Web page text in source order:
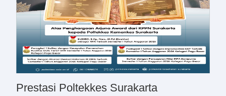
Prestasi Poltekkes Surakarta